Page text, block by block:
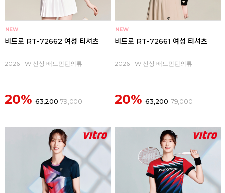
비트로 RT-72662 여성 티셔츠
2026 FW 신상 배드민턴의류
20% 63,200 79,000
비트로 RT-72661 여성 티셔츠
2026 FW 신상 배드민턴의류
20% 63,200 79,000